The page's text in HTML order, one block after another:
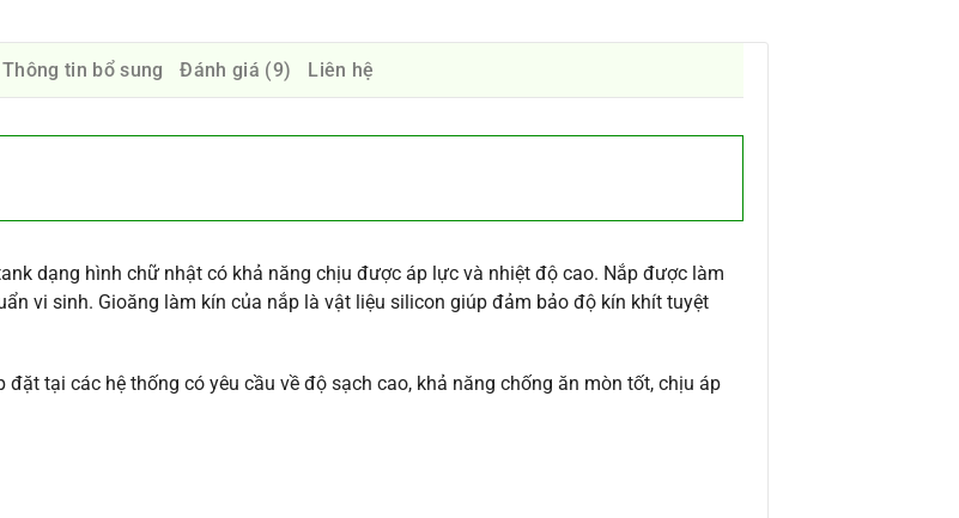
Thông tin bổ sung Đánh giá (9) Liên hệ
dạng hình chữ nhật có khả năng chịu được áp lực và nhiệt độ cao. Nắp được làm
vi sinh. Gioăng làm kín của nắp là vật liệu silicon giúp đảm bảo độ kín khít tuyệt
tại các hệ thống có yêu cầu về độ sạch cao, khả năng chống ăn mòn tốt, chịu áp